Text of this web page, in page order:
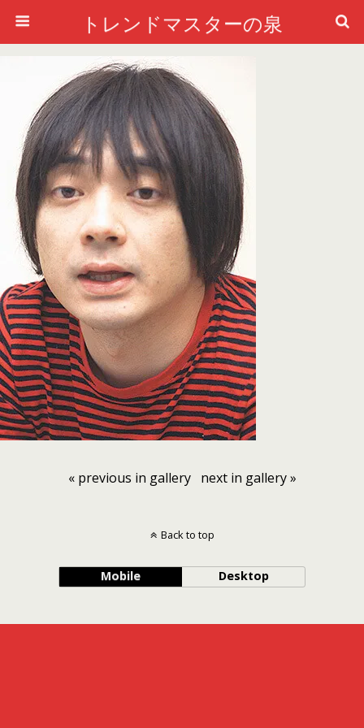
トレンドマスターの泉
« previous in gallery next in gallery »
Back to top
Mobile Desktop